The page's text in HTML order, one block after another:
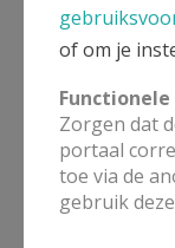
of om je
Zorgen dat
portaal
toe via de
gebruik